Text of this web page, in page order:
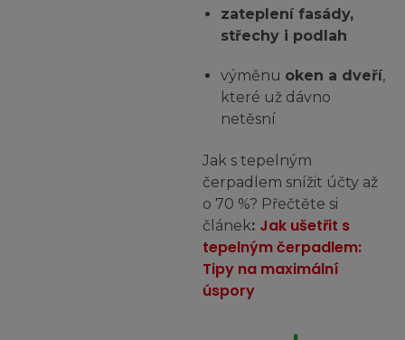
zateplení fasády,
střechy i podlah
výměnu oken a dveří,
které už dávno
netěsní
Jak s tepelným
čerpadlem snížit účty až
o 70 %? Přečtěte si
článek: Jak ušetřit s
tepelným čerpadlem:
Tipy na maximální
úspory